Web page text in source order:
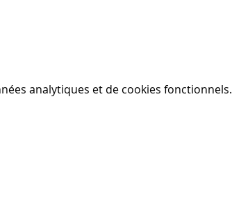
analytiques et de cookies fonctionnels.